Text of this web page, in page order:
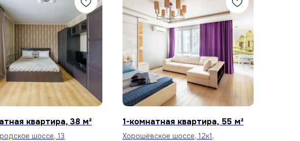
квартира, 38 м²
шоссе, 13
1-комнатная квартира, 55 м²
Хорошёвское шоссе, 12к1,